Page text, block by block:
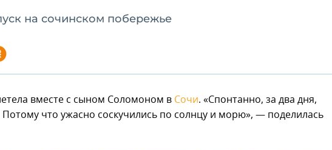
на сочинском побережье
вместе с сыном Соломоном в Сочи. «Спонтанно, за два дня,
что ужасно соскучились по солнцу и морю», — поделилась